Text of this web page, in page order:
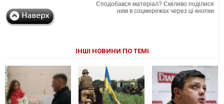
Сподобався матеріал? Сміливо поділися
ним в соцмережах через ці кнопки
ІНШІ НОВИНИ ПО ТЕМІ